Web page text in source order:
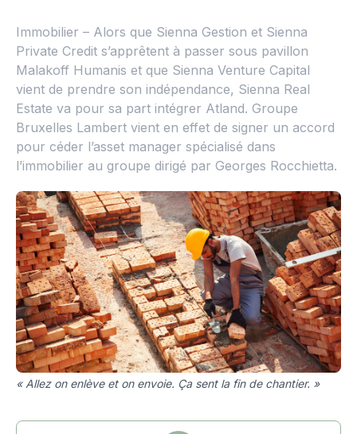
Immobilier – Alors que Sienna Gestion et Sienna
Private Credit s’apprêtent à passer sous pavillon
Malakoff Humanis et que Sienna Venture Capital
vient de prendre son indépendance, Sienna Real
Estate va pour sa part intégrer Atland. Groupe
Bruxelles Lambert vient en effet de signer un accord
pour céder l’asset manager spécialisé dans
l’immobilier au groupe dirigé par Georges Rocchietta.
« Allez on enlève et on envoie. Ça sent la fin de chantier. »